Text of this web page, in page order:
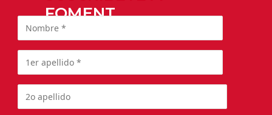
FOMENT